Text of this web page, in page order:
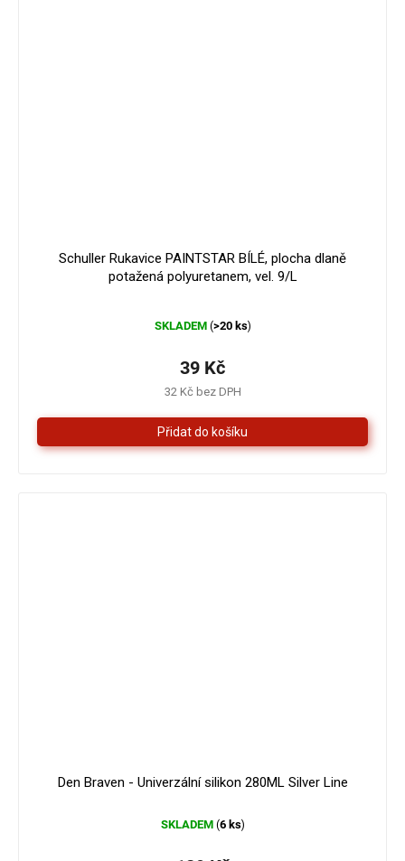
Schuller Rukavice PAINTSTAR BÍLÉ, plocha dlaně
potažená polyuretanem, vel. 9/L
hodnocení
je
z
5
hvězdiček.
SKLADEM (>20 ks)
32 Kč bez DPH
39 Kč
Den Braven - Univerzální silikon 280ML Silver Line
SKLADEM (6 ks)